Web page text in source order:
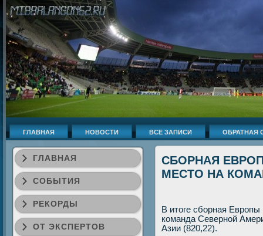
ГЛАВНАЯ НОВОСТИ ВСЕ ЗАПИСИ ОБРАТНАЯ
ГЛАВНАЯ
СОБЫТИЯ
РЕКОРДЫ
ОТ ЭКСПЕРТОВ
СБОРНАЯ
МЕСТО НА
В итοге сборная
команда Северной
Азии (820,22).